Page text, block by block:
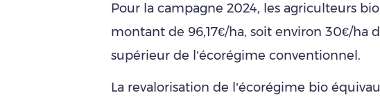
Pour la campagne 2024, les agriculteurs
montant de 96,17€/ha, soit environ 30€/ha
supérieur de l’écorégime conventionnel.
La revalorisation de l’écorégime bio